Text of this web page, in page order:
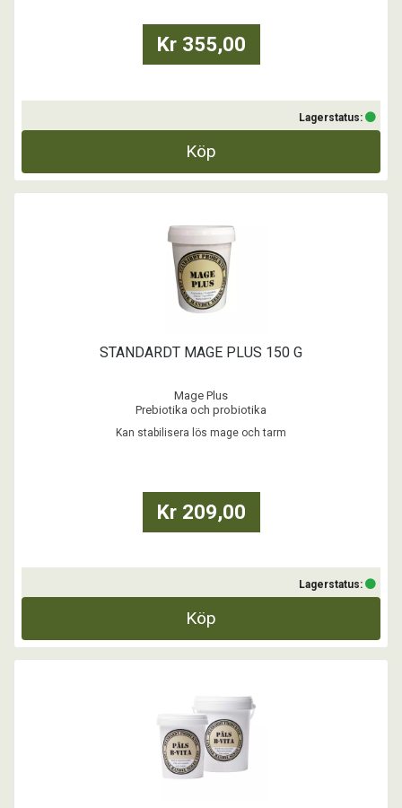
...
Kr 355,00
Lagerstatus:
Köp
STANDARDT MAGE PLUS 150 G
Mage Plus
Prebiotika och probiotika
Avsett mot diareé och orolig mage
Kan stabilisera lös mage och tarm
Kr 209,00
Lagerstatus:
Köp